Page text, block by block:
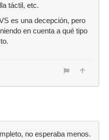
táctil, etc.
es una decepción, pero
en cuenta a qué tipo
no esperaba menos.